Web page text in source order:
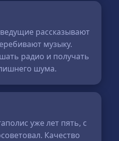
рассказывают
музыку.
радио и получать
шума.
уже лет пять, с
Качество